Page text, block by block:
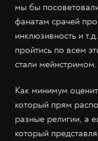
мы бы
фанатам срачей
инклюзивность и
пройтись по всем
стали мейнстримом.
Как минимум
который прям
разные религии, а
который